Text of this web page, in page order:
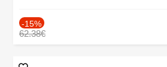
-15%
62.38€